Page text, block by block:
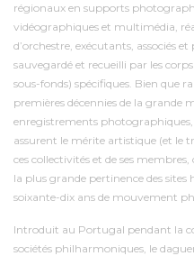
régionaux en supports
vidéographiques et multimédia,
d’orchestre, exécutants, associés
sauvegardé et recueilli par les
sous-fonds) spécifiques. Bien que
premières décennies de la grande
enregistrements
assurent le mérite artistique (et le
ces collectivités et de ses
la plus grande pertinence des
soixante-dix ans de mouvement
Introduit au Portugal pendant la
sociétés philharmoniques, le